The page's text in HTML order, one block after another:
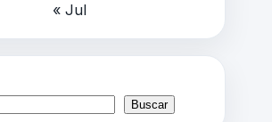
« Jul
Buscar